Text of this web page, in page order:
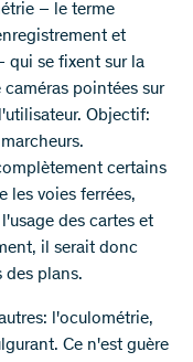
– le terme
et
qui se fixent sur la
pointées sur
Objectif:
certains
les voies ferrées,
des cartes et
il serait donc
des plans.
l'oculométrie,
Ce n'est guère